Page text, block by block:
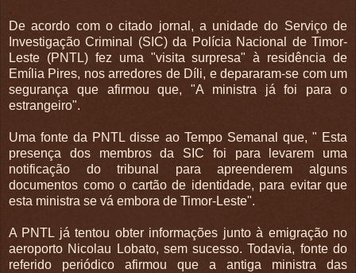
.
De acordo com o citado jornal, a unidade do Serviço de
Investigação Criminal (SIC) da Polícia Nacional de Timor-
Leste (PNTL) fez uma "visita surpresa" à residência de
Emília Pires, nos arredores de Díli, e depararam-se com um
segurança que afirmou que, "A ministra já foi para o
estrangeiro".
Uma fonte da PNTL disse ao Tempo Semanal que, " Esta
presença dos membros da SIC foi para levarem uma
notificação do tribunal para apreenderem alguns
documentos como o cartão de identidade, para evitar que
esta ministra se vá embora de Timor-Leste".
A PNTL já tentou obter informações junto à emigração no
aeroporto Nicolau Lobato, sem sucesso. Todavia, fonte do
referido periódico afirmou que a antiga ministra das